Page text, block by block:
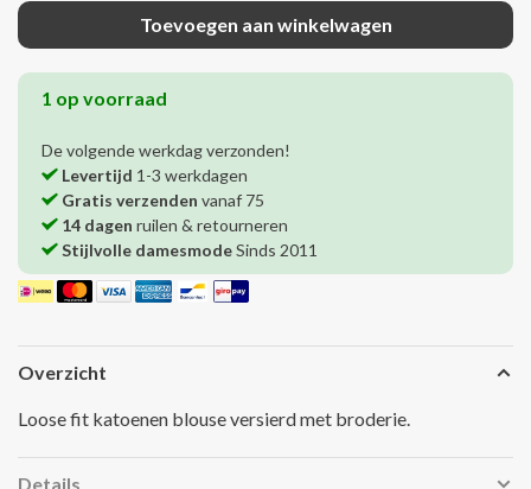
Toevoegen aan winkelwagen
1 op voorraad
De volgende werkdag verzonden!
Levertijd 1-3 werkdagen
Gratis verzenden vanaf 75
14 dagen ruilen & retourneren
Stijlvolle damesmodeSinds 2011
Overzicht
Loose fit katoenen blouse versierd met broderie.
Details